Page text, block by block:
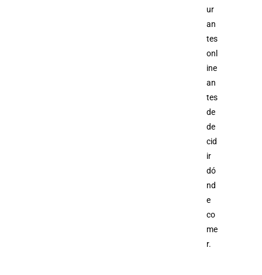
ur
an
tes
onl
ine
an
tes
de
de
cid
ir
dó
nd
e
co
me
r.